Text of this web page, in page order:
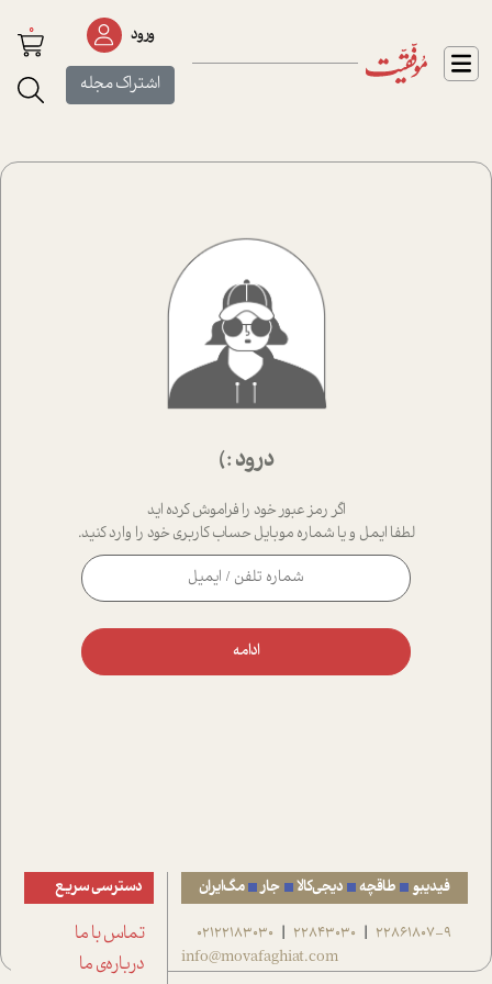
ورود
اشتراک مجله
0
درود :)
اگر رمز عبور خود را فراموش کرده اید
لطفا ایمل و یا شماره موبایل حساب کاربری خود را وارد کنید.
ادامه
فیدیبو طاقچه دیجی‌کالا جار مگ‌ایران
22861807-9
|
22843030
|
02122183030
info@movafaghiat.com
دسترسی سریع
تماس با ما
درباره‌ی ما